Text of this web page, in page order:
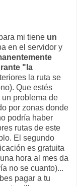
mi tiene un
en el servidor y
"la
la ruta se
Que estés
problema de
por zonas donde
podría haber
rutas de este
El segundo
es gratuita
hora al mes da
no se cuanto)...
pagar a tu